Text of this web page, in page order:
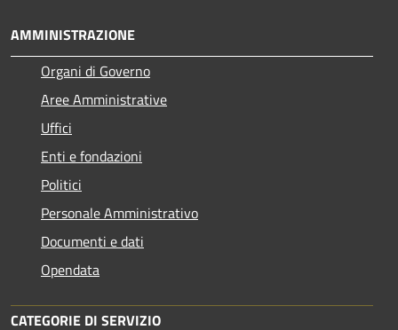
AMMINISTRAZIONE
Organi di Governo
Aree Amministrative
Uffici
Enti e fondazioni
Politici
Personale Amministrativo
Documenti e dati
Opendata
CATEGORIE DI SERVIZIO